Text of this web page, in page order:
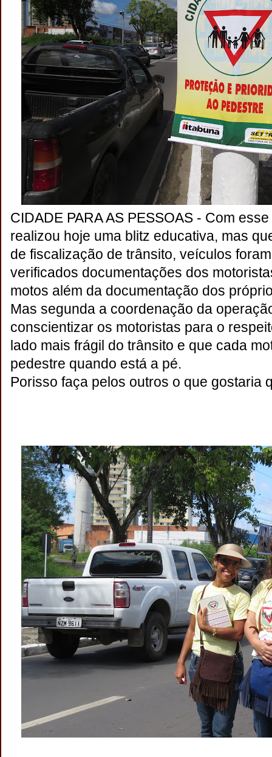
CIDADE PARA AS PESSOAS - Com
realizou hoje uma blitz educativa, mas
de fiscalização de trânsito, veículos
verificados documentações dos
motos além da documentação dos
Mas segunda a coordenação da
conscientizar os motoristas para o
lado mais frágil do trânsito e que cada
pedestre quando está a pé.
Porisso faça pelos outros o que gostaria